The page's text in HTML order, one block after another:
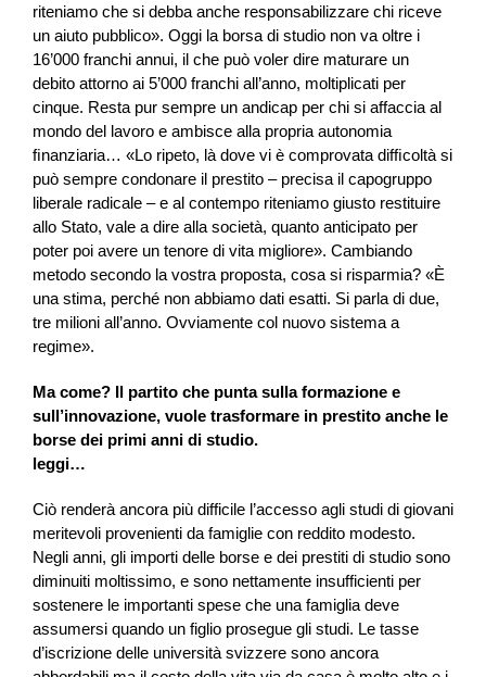
riteniamo che si debba anche responsabilizzare chi riceve
un aiuto pubblico». Oggi la borsa di studio non va oltre i
16’000 franchi annui, il che può voler dire maturare un
debito attorno ai 5’000 franchi all’anno, moltiplicati per
cinque. Resta pur sempre un andicap per chi si affaccia al
mondo del lavoro e ambisce alla propria autonomia
ﬁnanziaria… «Lo ripeto, là dove vi è comprovata difﬁcoltà si
può sempre condonare il prestito – precisa il capogruppo
liberale radicale – e al contempo riteniamo giusto restituire
allo Stato, vale a dire alla società, quanto anticipato per
poter poi avere un tenore di vita migliore». Cambiando
metodo secondo la vostra proposta, cosa si risparmia? «È
una stima, perché non abbiamo dati esatti. Si parla di due,
tre milioni all’anno. Ovviamente col nuovo sistema a
regime».
Ma come? Il partito che punta sulla formazione e
sull’innovazione, vuole trasformare in prestito anche le
borse dei primi anni di studio.
leggi…
Ciò renderà ancora più difficile l’accesso agli studi di giovani
meritevoli provenienti da famiglie con reddito modesto.
Negli anni, gli importi delle borse e dei prestiti di studio sono
diminuiti moltissimo, e sono nettamente insufficienti per
sostenere le importanti spese che una famiglia deve
assumersi quando un figlio prosegue gli studi. Le tasse
d’iscrizione delle università svizzere sono ancora